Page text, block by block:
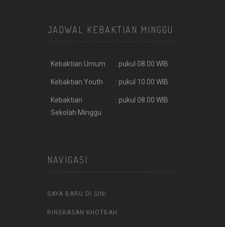
JADWAL KEBAKTIAN MINGGU
Kebaktian Umum : pukul 08.00 WIB
Kebaktian Youth : pukul 10.00 WIB
Kebaktian
Sekolah Minggu
: pukul 08.00 WIB
NAVIGASI
SAYA BARU DI SINI
RINGKASAN KHOTBAH